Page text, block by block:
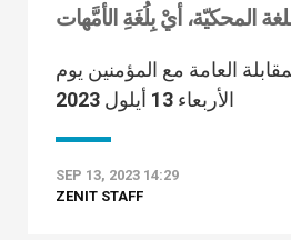
المحكيّة، أيْ بِلُغَةِ الأمَّهات
العامة مع المؤمنين يوم
الأربعاء 13 أيلول 2023
SEP 13, 2023 14:29
ZENIT STAFF